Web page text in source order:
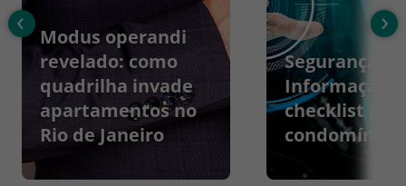
Modus operandi
revelado: como
quadrilha invade
apartamentos no
Rio de Janeiro
Segurança da
Informação:
checklist
condomínios
‹ ›